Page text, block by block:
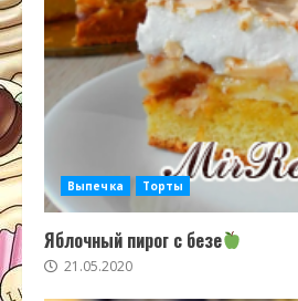
Выпечка Торты
Яблочный пирог с безе
21.05.2020